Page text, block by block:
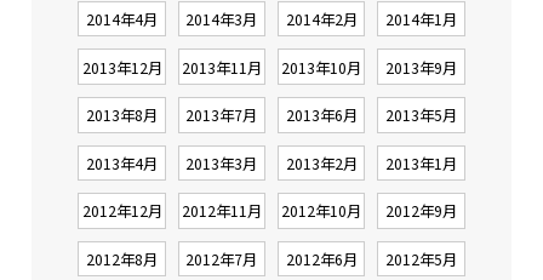
2014年4月 2014年3月 2014年2月 2014年1月
2013年12月 2013年11月 2013年10月 2013年9月
2013年8月 2013年7月 2013年6月 2013年5月
2013年4月 2013年3月 2013年2月 2013年1月
2012年12月 2012年11月 2012年10月 2012年9月
2012年8月 2012年7月 2012年6月 2012年5月